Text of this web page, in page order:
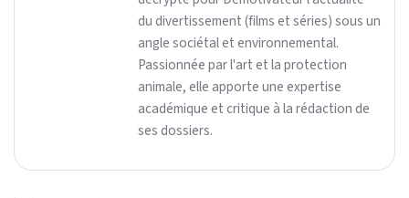
du divertissement (films et séries) sous un
angle sociétal et environnemental.
Passionnée par l'art et la protection
animale, elle apporte une expertise
académique et critique à la rédaction de
ses dossiers.